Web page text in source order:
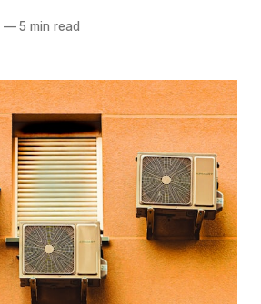
—5 min read